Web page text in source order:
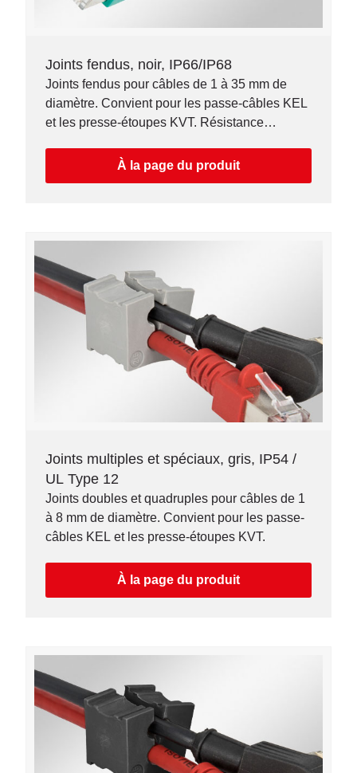
Joints fendus, noir, IP66/IP68
Joints fendus pour câbles de 1 à 35 mm de
diamètre. Convient pour les passe-câbles KEL
et les presse-étoupes KVT. Résistance
À la page du produit
Joints multiples et spéciaux, gris, IP54 /
UL Type 12
Joints doubles et quadruples pour câbles de 1
à 8 mm de diamètre. Convient pour les passe-
câbles KEL et les presse-étoupes KVT.
À la page du produit